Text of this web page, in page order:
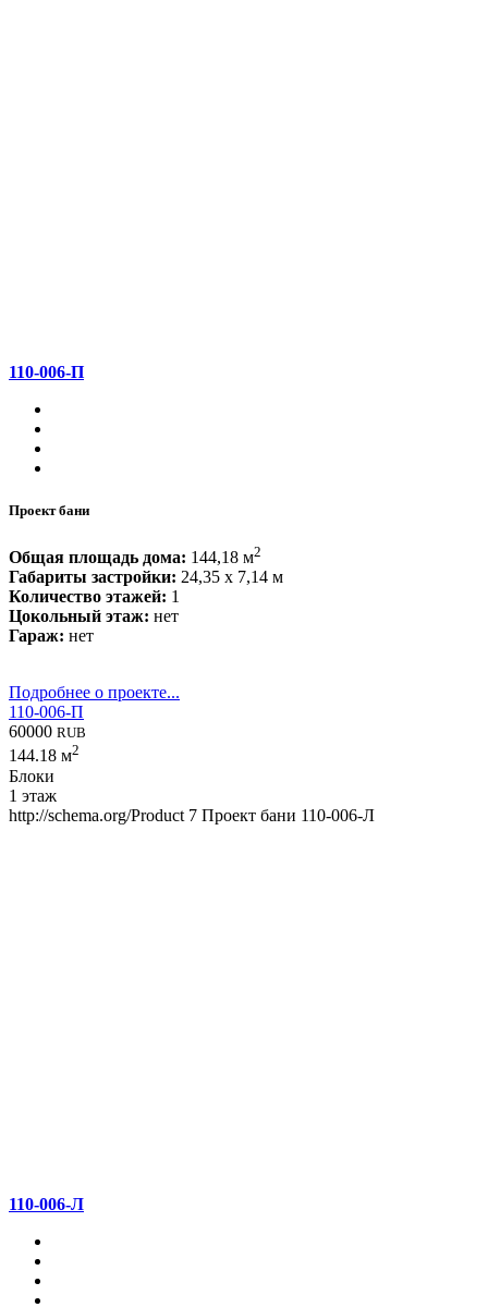
110-006-П
Проект бани
Общая площадь дома: 144,18 м2
Габариты застройки: 24,35 x 7,14 м
Количество этажей: 1
Цокольный этаж: нет
Гараж: нет
Подробнее о проекте...
110-006-П
60000 RUB
144.18 м2
Блоки
1 этаж
http://schema.org/Product 7 Проект бани 110-006-Л
110-006-Л